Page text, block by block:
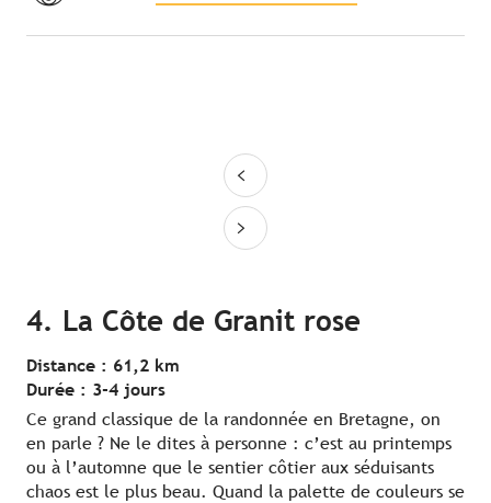
4. La Côte de Granit rose
Distance : 61,2 km
Durée : 3-4 jours
Ce grand classique de la randonnée en Bretagne, on
en parle ? Ne le dites à personne : c’est au printemps
ou à l’automne que le sentier côtier aux séduisants
chaos est le plus beau. Quand la palette de couleurs se